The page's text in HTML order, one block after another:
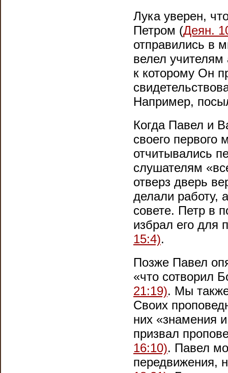
Лука уверен,
Петром (Деян.
отправились в
велел учителям
к которому Он
Например,
Когда Павел и
своего первого
отчитывались
слушателям
отверз дверь
делали работу,
совете. Петр в
избрал его для
15:4).
Позже Павел
«что сотворил
21:19). Мы
Своих
них «знамения
призвал
16:10). Павел
передвижения,